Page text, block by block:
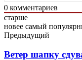
0 комментариев
старше
новее самый
Предыдущий
Ветер шапку